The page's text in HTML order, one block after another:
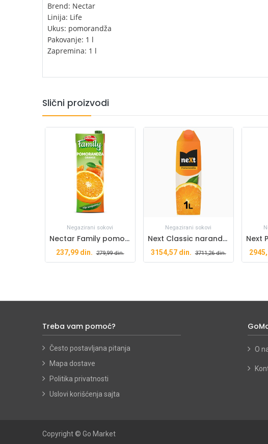
Brend: Nectar
Linija: Life
Ukus: pomorandža
Pakovanje: 1 l
Zapremina: 1 l
Slični proizvodi
Negazirani sokovi
Nectar Family pomorandža 1,5l
237,99din. 279,99din.
Negazirani sokovi
Next Classic narandža 1l X12 paket
3154,57din. 3711,26din.
Treba vam pomoć?
Često postavljana pitanja
Mapa dostave
Politika privatnosti
Uslovi korišćenja sajta
O
Copyright © Go Market